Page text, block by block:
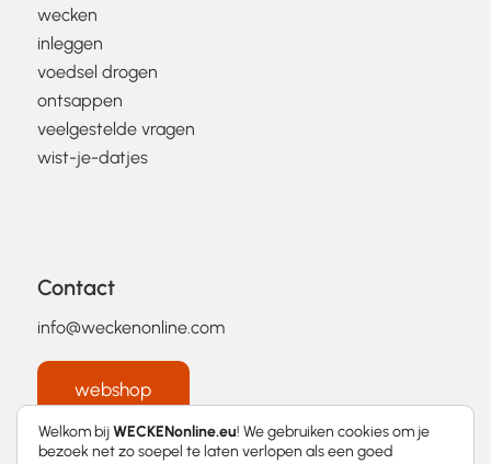
wecken
inleggen
voedsel drogen
ontsappen
veelgestelde vragen
wist-je-datjes
Contact
info@weckenonline.com
webshop
Welkom bijWECKENonline.eu! We gebruiken cookies om je
bezoek net zo soepel te laten verlopen als een goed